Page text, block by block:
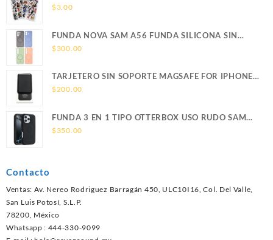
$3.00
FUNDA NOVA SAM A56 FUNDA SILICONA SIN
SOPORTE MAGNETICO SAMSUNG
$300.00
TARJETERO SIN SOPORTE MAGSAFE FOR IPHONE
LEATHER WALLET MAGSAFE
$200.00
FUNDA 3 EN 1 TIPO OTTERBOX USO RUDO SAM
S26 ULTRA SAMSUNG S26 ULTRA
$350.00
Contacto
Ventas: Av. Nereo Rodriguez Barragán 450, ULC10I16, Col. Del Valle,
San Luis Potosí, S.L.P.
78200, México
Whatsapp : 444-330-9099